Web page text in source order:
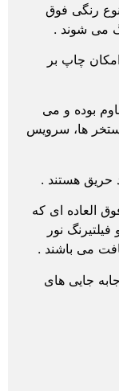
رنگی فوق
چاپ بر
بوده و می
ها، سرویس
حریق هستند .
العاده ای که
نور
می باشند .
جایی های